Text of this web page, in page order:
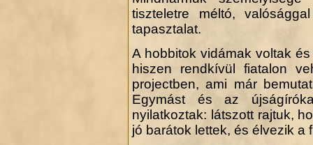
tiszteletre méltó,
tapasztalat.
A hobbitok vidámak voltak
hiszen rendkívül fiatalon
projectben, ami már
Egymást és az
nyilatkoztak: látszott rajtuk,
jó barátok lettek, és élvezik a